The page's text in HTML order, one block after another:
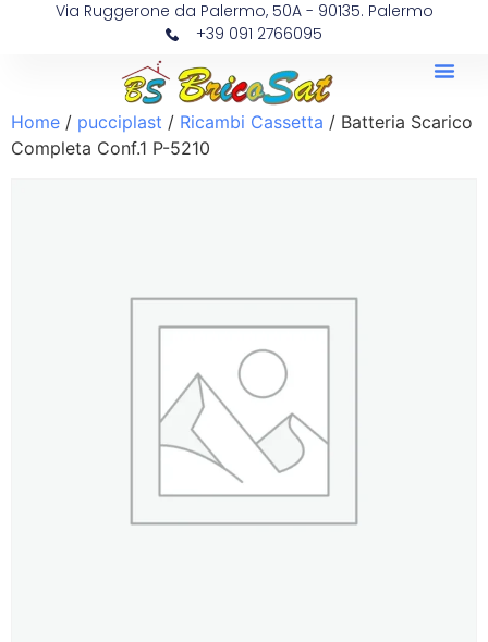
Via Ruggerone da Palermo, 50A - 90135. Palermo
+39 091 2766095
Home / pucciplast / Ricambi Cassetta / Batteria Scarico
Completa Conf.1 P-5210